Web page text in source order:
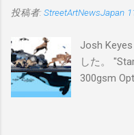
投稿者: StreetArtNewsJapan
Josh
した。
300gsm
ィション